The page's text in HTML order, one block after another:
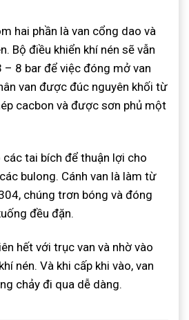
hai phần là van cổng dao và
Bộ điều khiển khí nén sẽ vẫn
8 bar để việc đóng mở van
van được đúc nguyên khối từ
cacbon và được sơn phủ một
các tai bích để thuận lợi cho
bulong. Cánh van là làm từ
chúng trơn bóng và đóng
đều đặn.
hết với trục van và nhờ vào
nén. Và khi cấp khi vào, van
chảy đi qua dễ dàng.